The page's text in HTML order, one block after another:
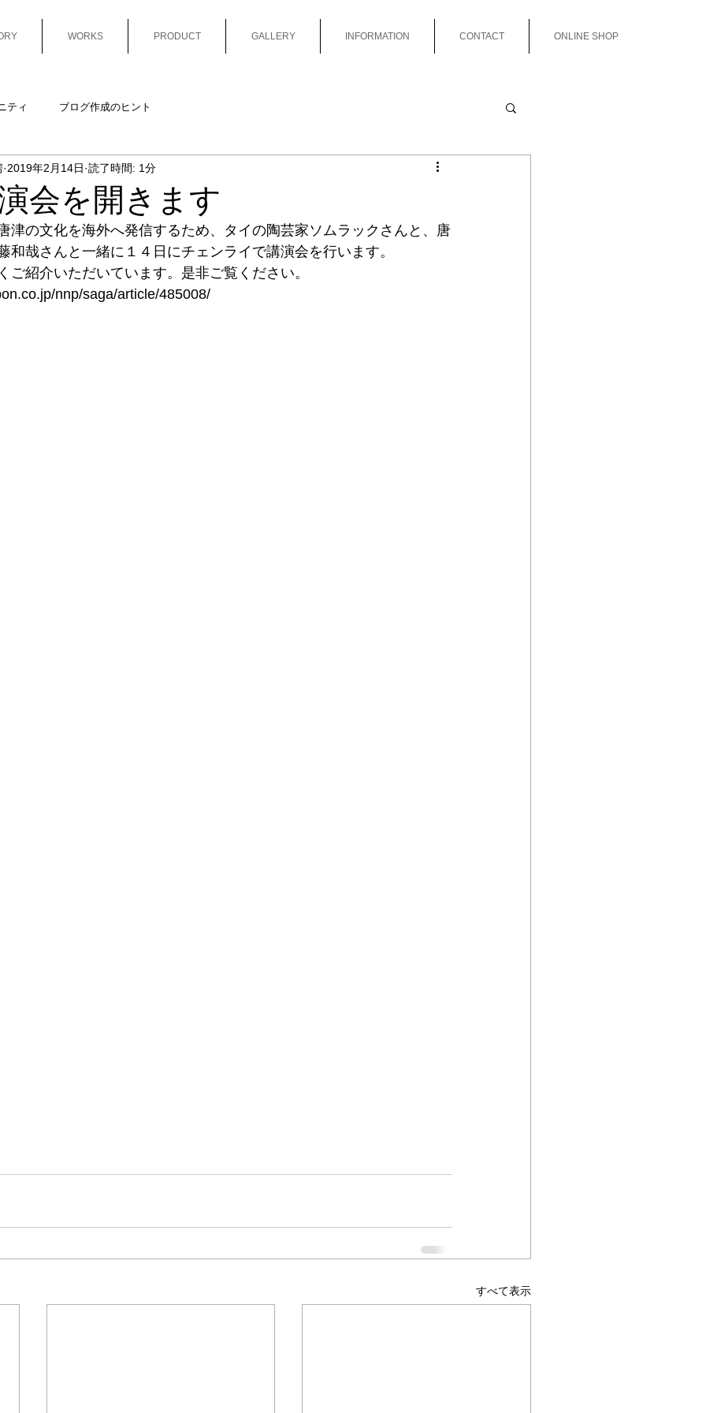
WORKS PRODUCT GALLERY INFORMATION CONTACT ONLINE SHOP
ティ ブログ作成のヒント
会を開きます
2019年2月14日 読了時間: 1分
津の文化を海外へ発信するため、タイの陶芸家ソムラックさんと、唐
和哉さんと一緒に１４日にチェンライで講演会を行います。
ご紹介いただいています。是非ご覧ください。
nnp/saga/article/485008/
すべて表示